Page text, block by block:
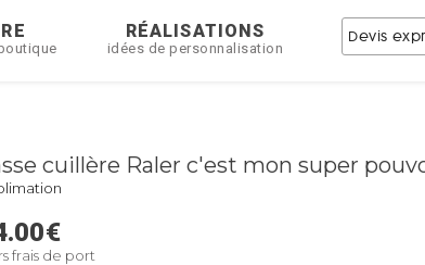
RÉALISATIONS
idées de personnalisation
Devis
cuillère Raler c'est mon super
€
frais de port